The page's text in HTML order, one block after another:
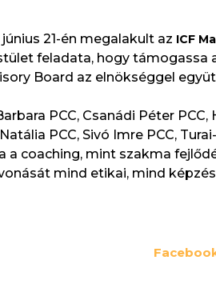
21-én megalakult az ICF
feladata, hogy támogassa
Board az elnökséggel
PCC, Csanádi Péter
PCC, Sivó Imre PCC,
a coaching, mint szakma
mind etikai, mind